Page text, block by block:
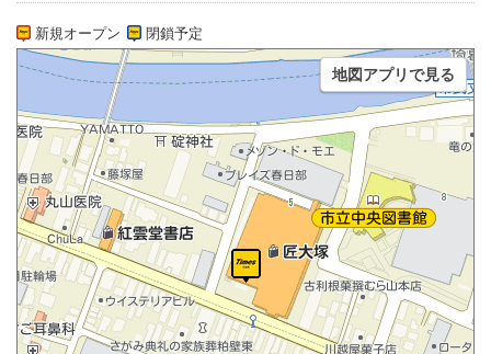
新規オープン 閉鎖予定
地図アプリで見る